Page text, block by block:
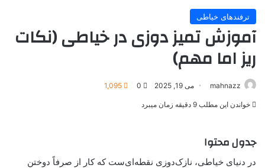
ترفندهای خیاطی
آموزش تمیز دوزی در خیاطی (نکات
ریز اما مهم)
mahnazz می 19, 2025 0
1,095
خواندن این مطلب 9 دقیقه زمان میبرد
جدول محتوا
در دنیای خیاطی، نازک‌دوزی نقطه‌ای‌ست که کار از صرفاً دوختن